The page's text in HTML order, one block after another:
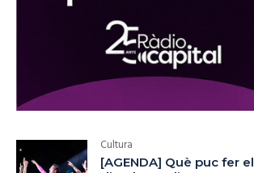
Cultura
[AGENDA] Què puc fer el